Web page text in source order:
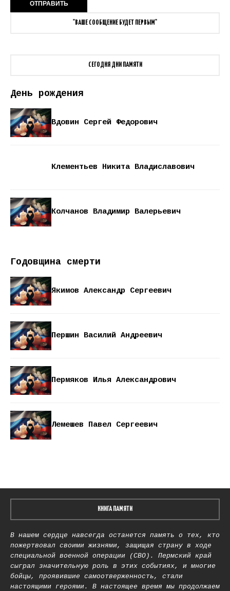
"ВАШЕ СООБЩЕНИЕ БУДЕТ ПЕРВЫМ"
СЕГОДНЯ ДНИ ПАМЯТИ
День рождения
Вдовин Сергей Федорович
Клементьев Никита Владиславович
Колчанов Владимир Валерьевич
Годовщина смерти
Якимов Александр Сергеевич
Першин Василий Андреевич
Пермяков Илья Александрович
Лемешев Павел Сергеевич
КНИГА ПАМЯТИ
В нашем сердце навсегда останется память о тех, кто
пожертвовал своими жизнями, защищая страну в ходе
специальной военной операции (СВО). Пермский край
сыграл значительную роль в этих событиях, и многие
бойцы, проявившие самоотверженность, стали
настоящими героями. В настоящее время мы продолжаем